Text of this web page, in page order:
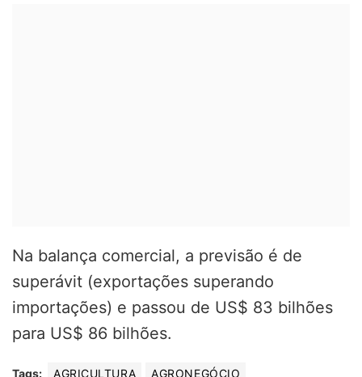
Na balança comercial, a previsão é de
superávit (exportações superando
importações) e passou de US$ 83 bilhões
para US$ 86 bilhões.
Tags: AGRICULTURA
AGRONEGÓCIO